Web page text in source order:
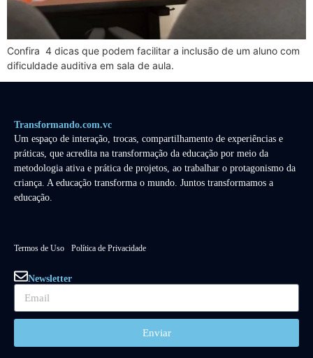
Confira 4 dicas que podem facilitar a inclusão de um aluno com
dificuldade auditiva em sala de aula.
Transformando.com.vc
Um espaço de interação, trocas, compartilhamento de experiências e
práticas, que acredita na transformação da educação por meio da
metodologia ativa e prática de projetos, ao trabalhar o protagonismo da
criança. A educação transforma o mundo. Juntos transformamos a
educação.
Termos de Uso Política de Privacidade
Newsletter
Enviar